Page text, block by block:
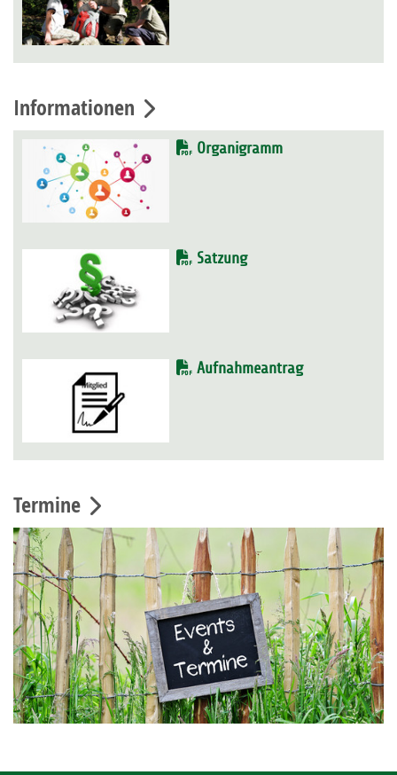
Informationen
Organigramm
Satzung
Aufnahmeantrag
Termine